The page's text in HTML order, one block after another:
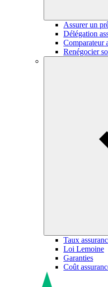
Assurer un
Délégation
Comparateur
Renégocier
Taux
Loi Lemoine
Garanties
Coût